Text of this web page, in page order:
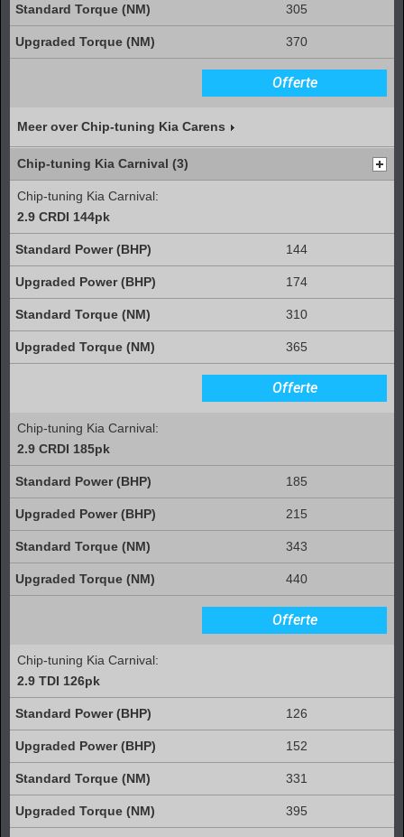
305
370
Offerte
Meer over Chip-tuning Kia Carens
Chip-tuning Kia Carnival (3)
Chip-tuning Kia Carnival:
2.9 CRDI 144pk
144
174
310
365
Offerte
Chip-tuning Kia Carnival:
2.9 CRDI 185pk
185
215
343
440
Offerte
Chip-tuning Kia Carnival:
2.9 TDI 126pk
126
152
331
395